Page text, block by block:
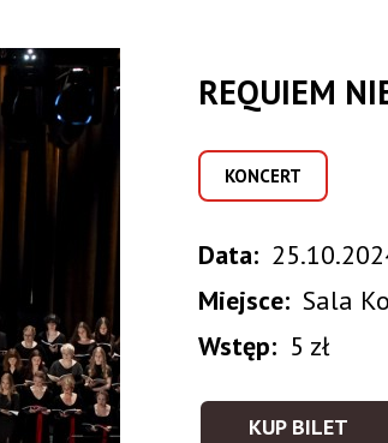
REQUIEM
KONCERT
Data
Miejsce Sala
Wstęp
5 zł
KUP BILET